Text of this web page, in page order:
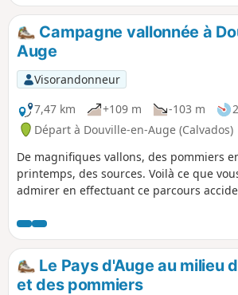
Campagne vallonnée à
Auge
Visorandonneur
7,47 km
+109 m -103 m
Départ à Douville-en-Auge (Calvados)
De magnifiques vallons, des pommiers
printemps, des sources. Voilà ce que
admirer en effectuant ce parcours
Le Pays d'Auge au milieu
et des pommiers